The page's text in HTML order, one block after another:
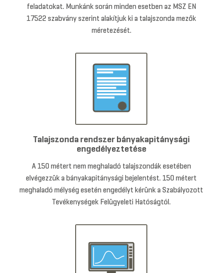
feladatokat. Munkánk során minden esetben az MSZ EN
17522 szabvány szerint alakítjuk ki a talajszonda mezők
méretezését.
Talajszonda rendszer bányakapitánysági
engedélyeztetése
A 150 métert nem meghaladó talajszondák esetében
elvégezzük a bányakapitánysági bejelentést. 150 métert
meghaladó mélység esetén engedélyt kérünk a Szabályozott
Tevékenységek Felügyeleti Hatóságtól.